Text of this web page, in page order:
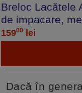
Breloc Lacătele
de impacare,
15900 lei
Dacă în